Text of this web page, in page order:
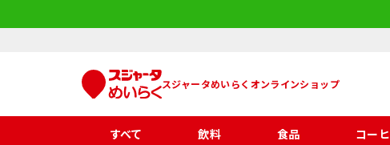
スジャータめいらくオンラインショップ
すべて 飲料 食品 コー